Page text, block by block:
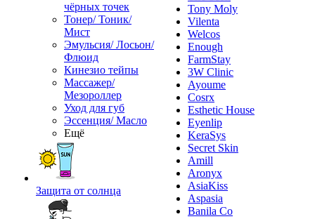
чёрных точек
Тонер/ Тоник/
Мист
Эмульсия/ Лосьон/
Флюид
Кинезио тейпы
Массажер/
Мезороллер
Уход для губ
Эссенция/ Масло
Ещё
Защита от солнца
Tony Moly
Vilenta
Welcos
Enough
FarmStay
3W Clinic
Ayoume
Cosrx
Esthetic House
Eyenlip
KeraSys
Secret Skin
Amill
Aronyx
AsiaKiss
Aspasia
Banila Co